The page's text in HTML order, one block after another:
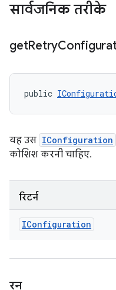
सार्वजनिक तरीके
getRetry
public
यह उस IConfiguration
कोशिश करनी चाहिए.
रिटर्न
IConfiguration
रन